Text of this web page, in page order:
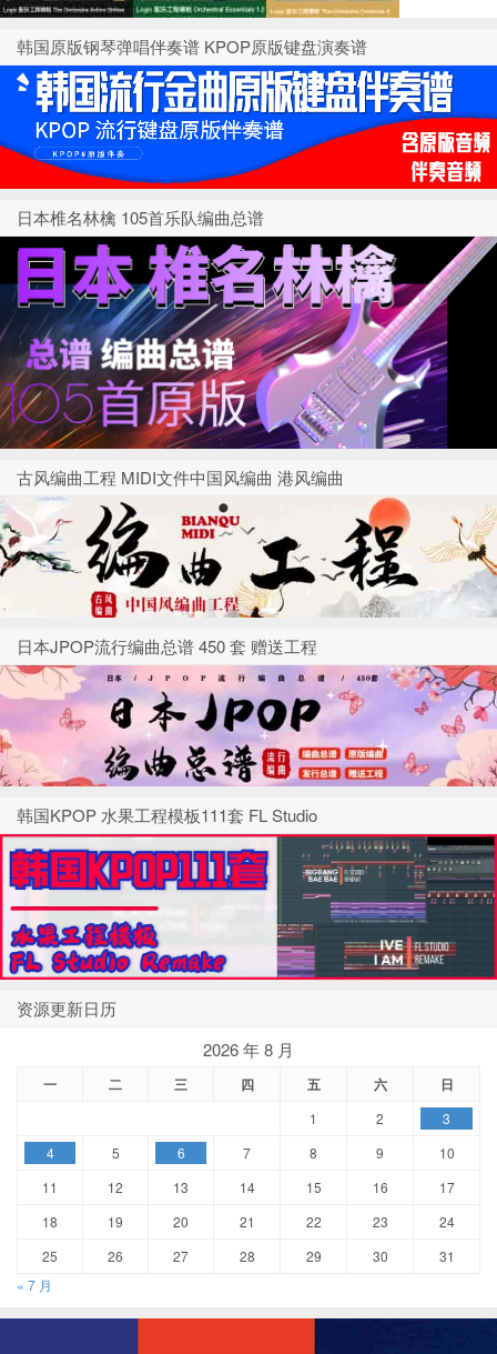
韩国原版钢琴弹唱伴奏谱 KPOP原版键盘演奏谱
日本椎名林檎 105首乐队编曲总谱
古风编曲工程 MIDI文件中国风编曲 港风编曲
日本JPOP流行编曲总谱 450 套 赠送工程
韩国KPOP 水果工程模板111套 FL Studio
资源更新日历
2026 年 8 月
一 二 三 四 五 六 日
1 2
3
4
5 6 7 8 9
10
11
12 13 14 15 16
17
18
19 20 21 22 23
24
25
26 27 28 29 30
31
« 7 月